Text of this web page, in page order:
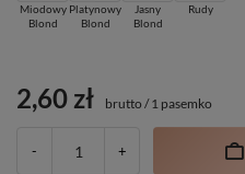
Miodowy
Blond
Platynowy
Blond
Jasny
Blond
Rudy
2,60 zł brutto /1 pasemko
- +